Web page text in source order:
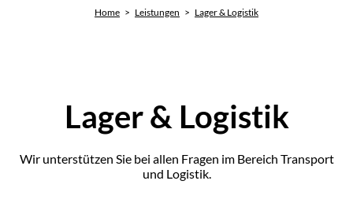
Home > Leistungen > Lager & Logistik
Lager & Logistik
Wir unterstützen Sie bei allen Fragen im Bereich Transport
und Logistik.